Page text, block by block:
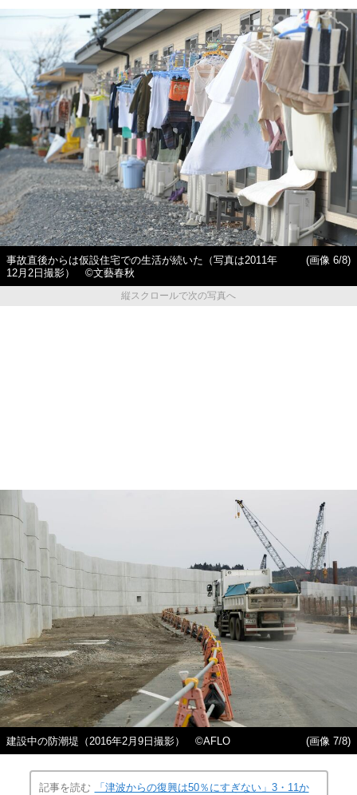
事故直後からは仮設住宅での生活が続いた（写真は2011年
12月2日撮影） ©文藝春秋
(画像 6/8)
縦スクロールで次の写真へ
建設中の防潮堤（2016年2月9日撮影） ©AFLO (画像 7/8)
記事を読む
「津波からの復興は50％にすぎない」3・11か